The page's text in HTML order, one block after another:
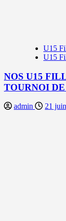
U15
U15
NOS U15
TOURNOI
admin 21